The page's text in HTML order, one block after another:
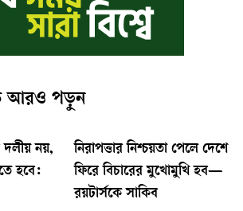
আরও পড়ুন
দলীয় নয়,
হবে:
নিরাপত্তার নিশ্চয়তা পেলে দেশে
ফিরে বিচারের মুখোমুখি হব—
রয়টার্সকে সাকিব